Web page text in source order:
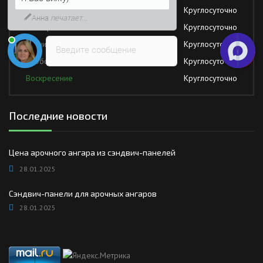
Среда
Круглосуточно
Круглосуточно
Пятница
Круглосуточно
Суббота
Круглосуточно
Воскресение
Круглосуточно
Последние новости
Цена арочного ангара из сэндвич-панелей
28.01.2025
Сэндвич-панели для арочных ангаров
28.01.2025
Введите сообщение
быстрее